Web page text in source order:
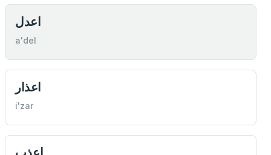
اعدل
a'del
اعذار
i'zar